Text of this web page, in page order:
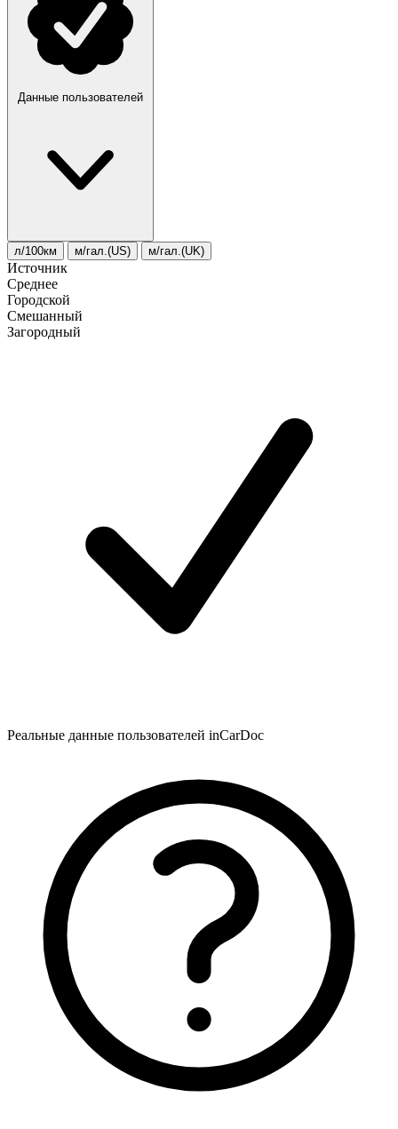
Данные пользователей
л/100км м/гал.(US) м/гал.(UK)
Источник
Среднее
Городской
Смешанный
Загородный
Реальные данные пользователей inCarDoc